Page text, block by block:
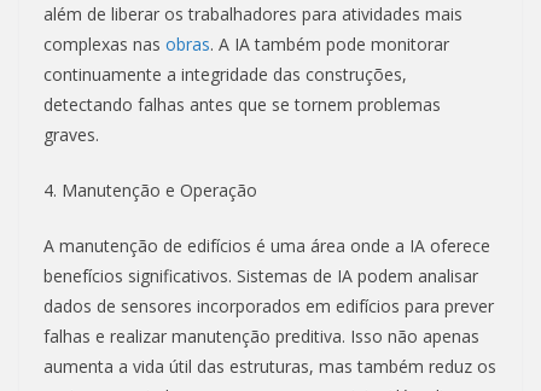
além de liberar os trabalhadores para atividades mais
complexas nas obras. A IA também pode monitorar
continuamente a integridade das construções,
detectando falhas antes que se tornem problemas
graves.
4. Manutenção e Operação
A manutenção de edifícios é uma área onde a IA oferece
benefícios significativos. Sistemas de IA podem analisar
dados de sensores incorporados em edifícios para prever
falhas e realizar manutenção preditiva. Isso não apenas
aumenta a vida útil das estruturas, mas também reduz os